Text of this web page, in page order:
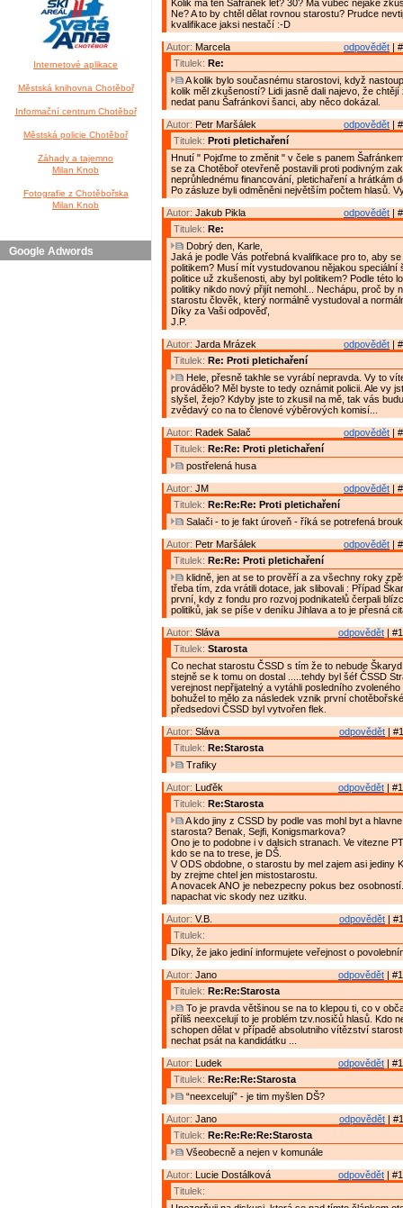
Internetové aplikace
Městská knihovna Chotěboř
Informační centrum Chotěboř
Městská policie Chotěboř
Záhady a tajemno
Milan Knob
Fotografie z Chotěbořska
Milan Knob
Google Adwords
Kolik má ten Šafránek let? 30? Má vůbec nějaké
Ne? A to by chtěl dělat rovnou starostu? Prudce
kvalifikace jaksi nestačí :-D
odpovědět |
Autor: Marcela
Titulek: Re:
A kolik bylo současnému starostovi, když
kolik měl zkušeností? Lidi jasně dali najevo, že
nedat panu Šafránkovi šanci, aby něco dokázal.
odpovědět |
Autor: Petr Maršálek
Titulek: Proti pletichaření
Hnutí " Pojďme to změnit " v čele s panem
se za Chotěboř otevřeně postavili proti podivným
neprůhlednému financování, pletichaření a hrátkám
Po zásluze byli odměněni největším počtem hlasů.
odpovědět |
Autor: Jakub Pikla
Titulek: Re:
Dobrý den, Karle,
Jaká je podle Vás potřebná kvalifikace pro to, aby
politikem? Musí mít vystudovanou nějakou speciální
politice už zkušenosti, aby byl politikem? Podle této
politiky nikdo nový přijít nemohl... Nechápu, proč by
starostu člověk, který normálně vystudoval a
Díky za Vaši odpověď,
J.P.
odpovědět |
Autor: Jarda Mrázek
Titulek: Re: Proti pletichaření
Hele, přesně takhle se vyrábí nepravda. Vy to
provádělo? Měl byste to tedy oznámit policii. Ale vy
slyšel, žejo? Kdyby jste to zkusil na mě, tak vás
zvědavý co na to členové výběrových komisí...
odpovědět |
Autor: Radek Salač
Titulek: Re:Re: Proti pletichaření
postřelená husa
odpovědět |
Autor: JM
Titulek: Re:Re:Re: Proti pletichaření
Salači - to je fakt úroveň - říká se potrefená
odpovědět |
Autor: Petr Maršálek
Titulek: Re:Re: Proti pletichaření
klidně, jen at se to prověří a za všechny roky
třeba tím, zda vrátili dotace, jak slibovali : Případ
první, kdy z fondu pro rozvoj podnikatelů čerpali
politiků, jak se píše v deníku Jihlava a to je přesná
odpovědět |
Autor: Sláva
Titulek: Starosta
Co nechat starostu ČSSD s tím že to nebude
stejně se k tomu on dostal .....tehdy byl šéf ČSSD
verejnost nepřijatelný a vytáhli posledního
bohužel to mělo za následek vznik první
předsedovi ČSSD byl vytvořen flek.
odpovědět |
Autor: Sláva
Titulek: Re:Starosta
Trafiky
odpovědět |
Autor: Luďěk
Titulek: Re:Starosta
A kdo jiny z CSSD by podle vas mohl byt a
starosta? Benak, Sejfi, Konigsmarkova?
Ono je to podobne i v dalsich stranach. Ve vitezne
kdo se na to trese, je DŠ.
V ODS obdobne, o starostu by mel zajem asi jediny
by zrejme chtel jen mistostarostu.
A novacek ANO je nebezpecny pokus bez
napachat vic skody nez uzitku.
odpovědět |
Autor: V.B.
Titulek:
Díky, že jako jediní informujete veřejnost o
odpovědět |
Autor: Jano
Titulek: Re:Re:Starosta
To je pravda většinou se na to klepou ti, co v
příliš neexcelují to je problém tzv.nosičů hlasů. Kdo
schopen dělat v případě absolutniho vítězství
nechat psát na kandidátku ...
odpovědět |
Autor: Ludek
Titulek: Re:Re:Re:Starosta
“neexcelují” - je tim myšlen DŠ?
odpovědět |
Autor: Jano
Titulek: Re:Re:Re:Re:Starosta
Všeobecně a nejen v komunále
odpovědět |
Autor: Lucie Dostálková
Titulek: